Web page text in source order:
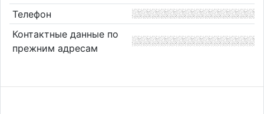
Телефон
Контактные данные по
прежним адресам